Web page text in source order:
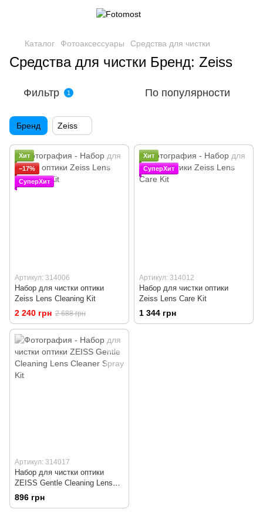
Каталог Фотоаксессуары Средства для чистки
Средства для чистки Бренд: Zeiss
Фильтр 1 По популярности
Бренд Zeiss
Хит
−17%
СуперХит
Артикул: 314006
Набор для чистки оптики
Zeiss Lens Cleaning Kit
2 240 грн 2 688 грн
Хит
СуперХит
Артикул: 314012
Набор для чистки оптики
Zeiss Lens Care Kit
1 344 грн
Артикул: 314017
Набор для чистки оптики
ZEISS Gentle Cleaning Lens
Cleaner Spray Kit
896 грн